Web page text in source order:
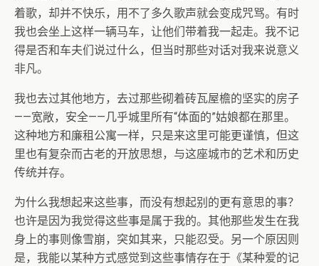
着歌，却并不快乐，用不了多久歌声就会变成咒骂。有时
我也会坐上这样一辆马车，让他们带着我一起走。我不记
得是否和车夫们说过什么，但当时那些对话对我来说意义
非凡。
我也去过其他地方，去过那些砌着砖瓦屋檐的坚实的房子
——宽敞，安全——几乎城里所有“体面的”姑娘都在那里。
这种地方和廉租公寓一样，只是来这里可能更谨慎，但这
里也有复杂而古老的开放思想，与这座城市的艺术和历史
传统并存。
为什么我想起来这些事，而没有想起别的更有意思的事？
也许是因为我觉得这些事是属于我的。其他那些发生在我
身上的事则像雪崩，突如其来，只能忍受。另一个原因则
是，我能以某种方式感觉到这些事情存在于《某种爱的记